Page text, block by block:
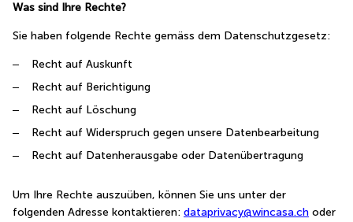
Was sind Ihre Rechte?
Sie haben folgende Rechte gemäss dem Datenschutzgesetz:
Recht auf Auskunft
Recht auf Berichtigung
Recht auf Löschung
Recht auf Widerspruch gegen unsere Datenbearbeitung
Recht auf Datenherausgabe oder Datenübertragung
Um Ihre Rechte auszuüben, können Sie uns unter der
folgenden Adresse kontaktieren: dataprivacy@wincasa.ch oder